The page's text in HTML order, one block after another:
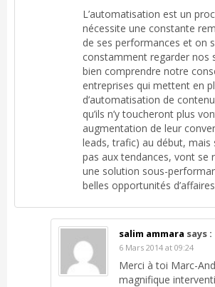
L’automatisation est un
nécessite une constante
de ses performances et on
constamment regarder nos
bien comprendre notre
entreprises qui mettent en
d’automatisation de
qu’ils n’y toucheront plus
augmentation de leur
leads, trafic) au début, mais
pas aux tendances, vont se
une solution sous-
belles opportunités
salim ammara says :
6 Mars 2014 at 09:24
Merci à toi Marc-
magnifique